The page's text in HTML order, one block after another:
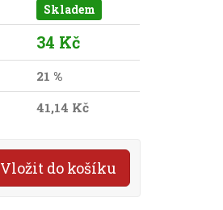
Skladem
34 Kč
21 %
41,14 Kč
Vložit do košíku